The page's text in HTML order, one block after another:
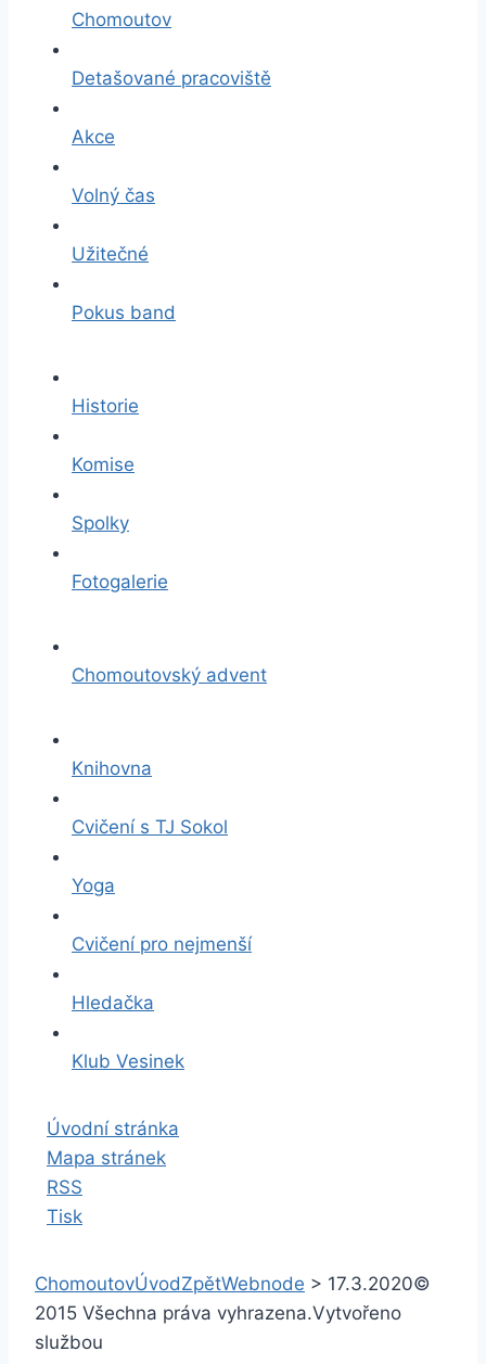
Chomoutov
Detašované pracoviště
Akce
Volný čas
Užitečné
Pokus band
Historie
Komise
Spolky
Fotogalerie
Chomoutovský advent
Knihovna
Cvičení s TJ Sokol
Yoga
Cvičení pro nejmenší
Hledačka
Klub Vesinek
Úvodní stránka
Mapa stránek
RSS
Tisk
ChomoutovÚvodZpětWebnode > 17.3.2020©
2015 Všechna práva vyhrazena.Vytvořeno
službou